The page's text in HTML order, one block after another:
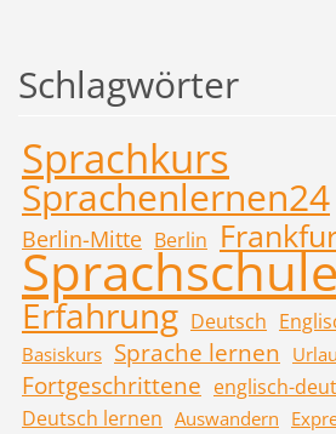
Schlagwörter
Sprachkurs
Sprachenlernen24
Berlin-Mitte Berlin
Erfahrung Deutsch
Basiskurs Sprache lernen
Fortgeschrittene englisch-
Deutsch lernen Auswandern